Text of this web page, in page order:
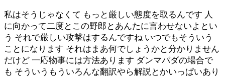
私はそうじゃなくて もっと厳しい態度を取るんです 人
に向かって二度とこの野郎とあんたに言わせないよとい
う それで厳しい攻撃はするんですね いつでもそういう
ことになります それはまあ何でしょうかと分かりません
だけど 一応物事には方法あります ダンマパダの場合で
も そういうもういろんな翻訳やら解説とかいっぱいあり